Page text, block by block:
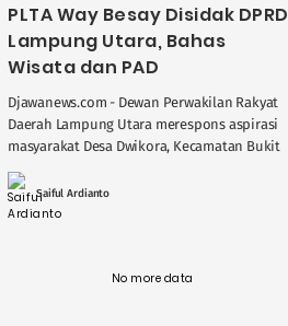
PLTA Way Besay Disidak DPRD
Lampung Utara, Bahas
Wisata dan PAD
Djawanews.com - Dewan Perwakilan Rakyat
Daerah Lampung Utara merespons aspirasi
masyarakat Desa Dwikora, Kecamatan Bukit
Besay dikembangkan sebagai destinasi
wisata alam. ....
Saiful Ardianto
No more data